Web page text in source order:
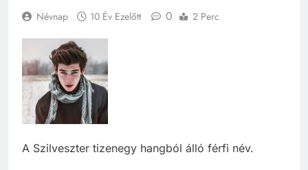
Névnap 10 Év Ezelőtt 0 2 Perc
A Szilveszter tizenegy hangból álló férfi név.